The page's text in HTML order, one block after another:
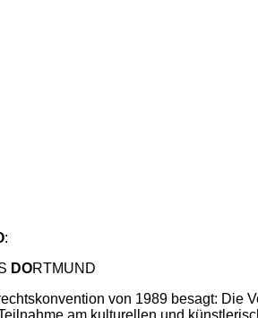
:
DORTMUND
von 1989 besagt: Die